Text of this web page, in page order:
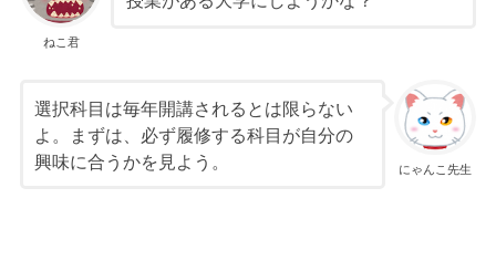
ねこ君
にゃんこ先生
選択科目は毎年開講されるとは限らない
よ。まずは、必ず履修する科目が自分の
興味に合うかを見よう。